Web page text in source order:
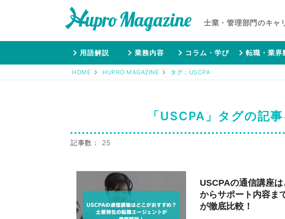
士業・管理部門のキャ
用語解説 業務内容 コラム・学び 転職・業界
HOME HUPRO MAGAZINE タグ：USCPA
「USCPA」タグの記
記事数： 25
USCPAの通信講座
からサポート内容ま
が徹底比較！